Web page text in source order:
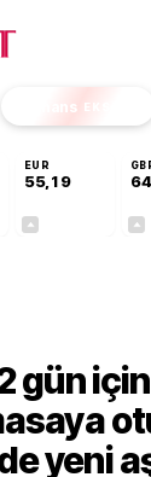
Finans EKSTRA
EUR
55,19
gün
yeni